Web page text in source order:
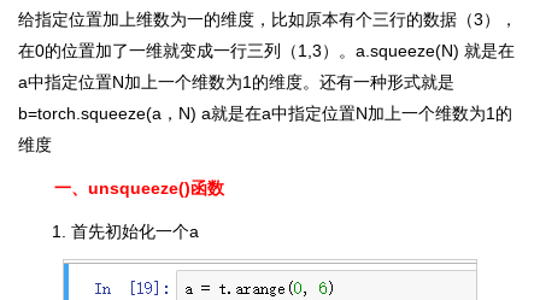
给指定位置加上维数为一的维度，比如原本有个三行的数据（3），
在0的位置加了一维就变成一行三列（1,3）。a.squeeze(N) 就是在
a中指定位置N加上一个维数为1的维度。还有一种形式就是
b=torch.squeeze(a，N) a就是在a中指定位置N加上一个维数为1的
维度
一、unsqueeze()函数
1. 首先初始化一个a